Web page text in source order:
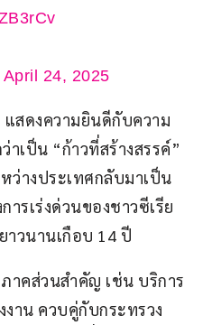
April 24, 2025
สดงความยินดีกับความ
าเป็น “ก้าวที่สร้างสรรค์”
ว่างประเทศกลับมาเป็น
รเร่งด่วนของชาวซีเรีย
าวนานเกือบ 14 ปี
าคส่วนสำคัญ เช่น บริการ
งาน ควบคู่กับกระทรวง